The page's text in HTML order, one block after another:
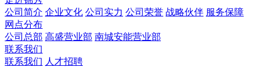
公司简介 企业文化 公司实力 公司荣誉 战略伙伴 服务保障
网点分布
公司总部 高盛营业部 南城安能营业部
联系我们
联系我们 人才招聘